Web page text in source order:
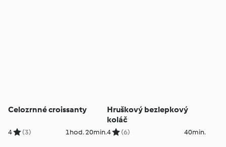
Celozrnné croissanty
4 (3) 1hod. 20min.
Hruškový bezlepkový
koláč
4 (6) 40min.